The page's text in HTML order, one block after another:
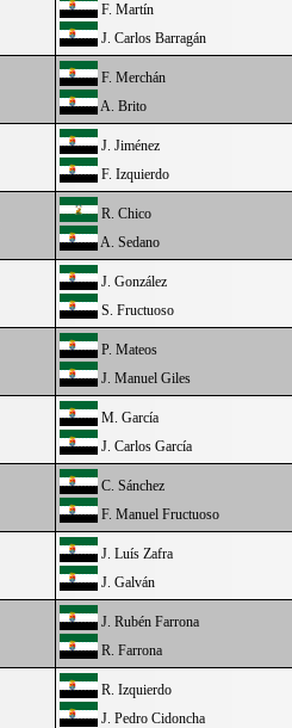
F. Martín
J. Carlos Barragán
F. Merchán
A. Brito
J. Jiménez
F. Izquierdo
R. Chico
A. Sedano
J. González
S. Fructuoso
P. Mateos
J. Manuel Giles
M. García
J. Carlos García
C. Sánchez
F. Manuel Fructuoso
J. Luís Zafra
J. Galván
J. Rubén Farrona
R. Farrona
R. Izquierdo
J. Pedro Cidoncha